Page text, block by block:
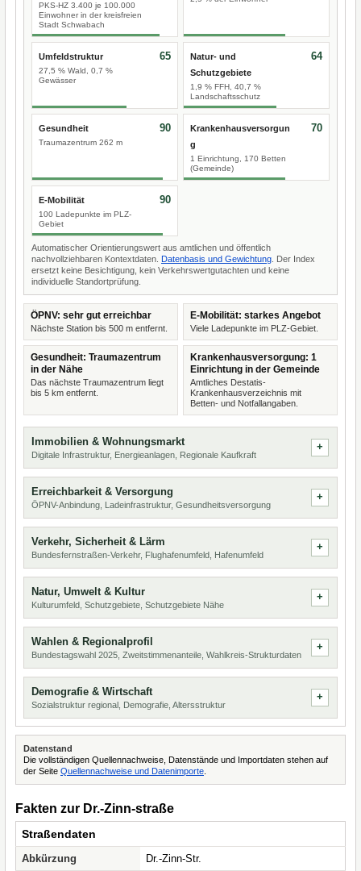
PKS-HZ 3.400 je 100.000
Einwohner in der kreisfreien
Stadt Schwabach
Umfeldstruktur
27,5 % Wald, 0,7 %
Gewässer
65
Natur- und
Schutzgebiete
1,9 % FFH, 40,7 %
Landschaftsschutz
64
Gesundheit
Traumazentrum 262 m
90
Krankenhausversorgun
g
1 Einrichtung, 170 Betten
(Gemeinde)
70
E-Mobilität
100 Ladepunkte im PLZ-
Gebiet
90
Automatischer Orientierungswert aus amtlichen und öffentlich
nachvollziehbaren Kontextdaten. Datenbasis und Gewichtung . Der Index
ersetzt keine Besichtigung, kein Verkehrswertgutachten und keine
individuelle Standortprüfung.
ÖPNV: sehr gut erreichbar
Nächste Station bis 500 m entfernt.
E-Mobilität: starkes Angebot
Viele Ladepunkte im PLZ-Gebiet.
Gesundheit: Traumazentrum
in der Nähe
Das nächste Traumazentrum liegt
bis 5 km entfernt.
Krankenhausversorgung: 1
Einrichtung in der Gemeinde
Amtliches Destatis-
Krankenhausverzeichnis mit
Betten- und Notfallangaben.
Immobilien & Wohnungsmarkt
Digitale Infrastruktur, Energieanlagen, Regionale Kaufkraft
Erreichbarkeit & Versorgung
ÖPNV-Anbindung, Ladeinfrastruktur, Gesundheitsversorgung
Verkehr, Sicherheit & Lärm
Bundesfernstraßen-Verkehr, Flughafenumfeld, Hafenumfeld
Natur, Umwelt & Kultur
Kulturumfeld, Schutzgebiete, Schutzgebiete Nähe
Wahlen & Regionalprofil
Bundestagswahl 2025, Zweitstimmenanteile, Wahlkreis-Strukturdaten
Demografie & Wirtschaft
Sozialstruktur regional, Demografie, Altersstruktur
Datenstand
Die vollständigen Quellennachweise, Datenstände und Importdaten stehen auf
der Seite Quellennachweise und Datenimporte
Fakten zur Dr.-Zinn-straße
Straßendaten
Abkürzung
Dr.-Zinn-Str.